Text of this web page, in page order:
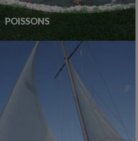
POISSONS